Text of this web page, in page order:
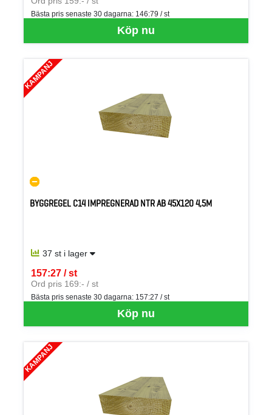
Köp nu
Bästa pris senaste 30 dagarna: 146:79 / st
KAMPANJ
BYGGREGEL C14 IMPREGNERAD NTR AB 45X120 4,5M
37 st i lager
Köp nu
157:27 / st
SEK per ST
Ord pris 169:- / st
Bästa pris senaste 30 dagarna: 157:27 / st
KAMPANJ